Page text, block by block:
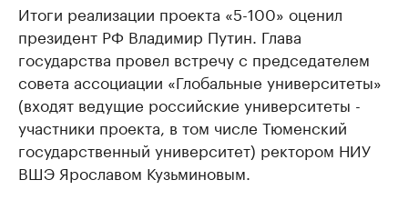
Итоги реализации проекта «5-100» оценил
президент РФ Владимир Путин. Глава
государства провел встречу с председателем
совета ассоциации «Глобальные университеты»
(входят ведущие российские университеты -
участники проекта, в том числе Тюменский
государственный университет) ректором НИУ
ВШЭ Ярославом Кузьминовым.